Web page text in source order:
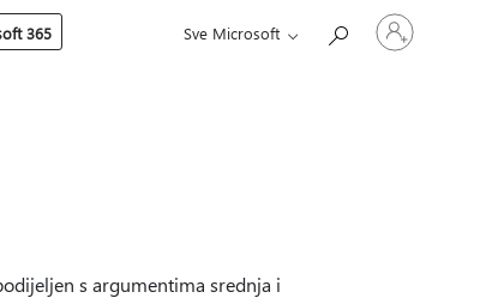
365 Sve Microsoft
Prijavite
se
s argumentima srednja i